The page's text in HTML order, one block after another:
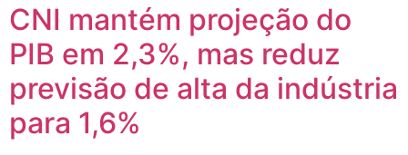
CNI mantém projeção do
PIB em 2,3%, mas reduz
previsão de alta da indústria
para 1,6%